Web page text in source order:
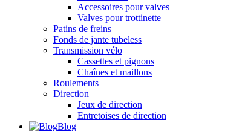
Accessoires pour valves
Valves pour trottinette
Patins de freins
Fonds de jante tubeless
Transmission vélo
Cassettes et pignons
Chaînes et maillons
Roulements
Direction
Jeux de direction
Entretoises de direction
Blog